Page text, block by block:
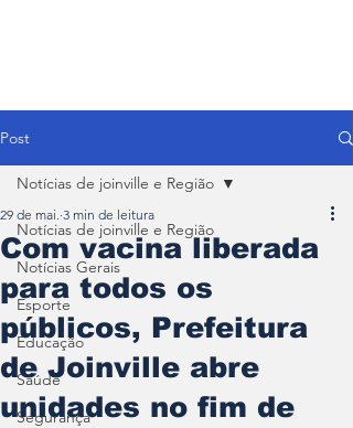
Post
Notícias de joinville e Região
Notícias Gerais
Esporte
Educação
Saúde
Segurança
Notícias de joinville e Região
Com vacina liberada
para todos os
públicos, Prefeitura
de Joinville abre
unidades no fim de
29 de mai. 3 min de leitura